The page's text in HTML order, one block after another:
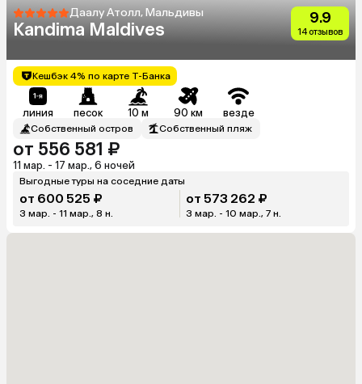
Даалу Атолл, Мальдивы
Kandima Maldives
9.9
14 отзывов
Кешбэк 4% по карте Т-Банка
линия песок 10 м 90 км везде
Собственный остров Собственный пляж
от 556 581 ₽
11 мар. - 17 мар., 6 ночей
Выгодные туры на соседние даты
от 600 525 ₽
3 мар. - 11 мар., 8 н.
от 573 262 ₽
3 мар. - 10 мар., 7 н.